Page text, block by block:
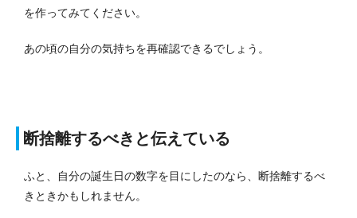
を作ってみてください。
あの頃の自分の気持ちを再確認できるでしょう。
断捨離するべきと伝えている
ふと、自分の誕生日の数字を目にしたのなら、断捨離するべ
きときかもしれません。